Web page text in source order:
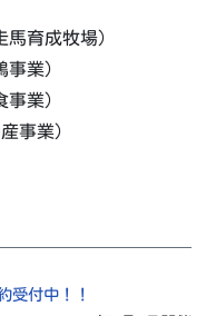
育成牧場）
業）
業）
事業）
受付中！！